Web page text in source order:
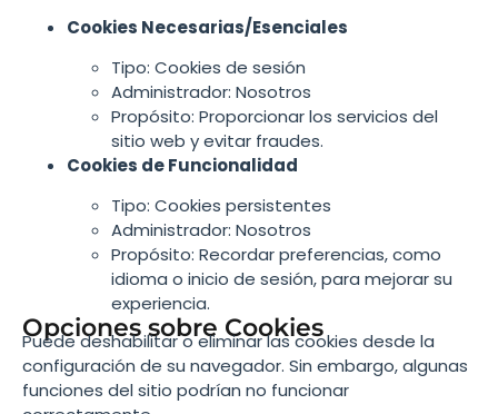
Cookies Necesarias/Esenciales
Tipo: Cookies de sesión
Administrador: Nosotros
Propósito: Proporcionar los servicios del
sitio web y evitar fraudes.
Cookies de Funcionalidad
Tipo: Cookies persistentes
Administrador: Nosotros
Propósito: Recordar preferencias, como
idioma o inicio de sesión, para mejorar su
experiencia.
Opciones sobre Cookies
Puede deshabilitar o eliminar las cookies desde la
configuración de su navegador. Sin embargo, algunas
funciones del sitio podrían no funcionar